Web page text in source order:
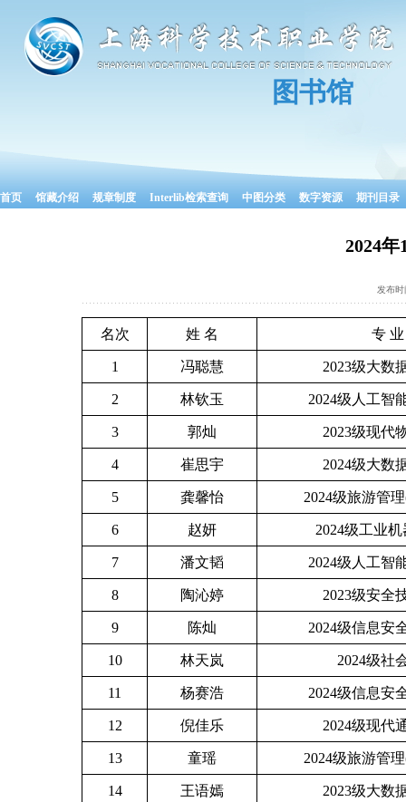
图书馆
首页 馆藏介绍 规章制度 Interlib检索查询 中图分类 数字资源 期刊目录
2024
发布
名次 姓 名 专 业
1 冯聪慧 2023级大数
2 林钦玉 2024级人工智
3 郭灿 2023级现代
4 崔思宇 2024级大数
5 龚馨怡 2024级旅游管
6 赵妍 2024级工业
7 潘文韬 2024级人工智
8 陶沁婷 2023级安全
9 陈灿 2024级信息安
10 林天岚 2024级社
11 杨赛浩 2024级信息安
12 倪佳乐 2024级现代
13 童瑶 2024级旅游管
14 王语嫣 2023级大数